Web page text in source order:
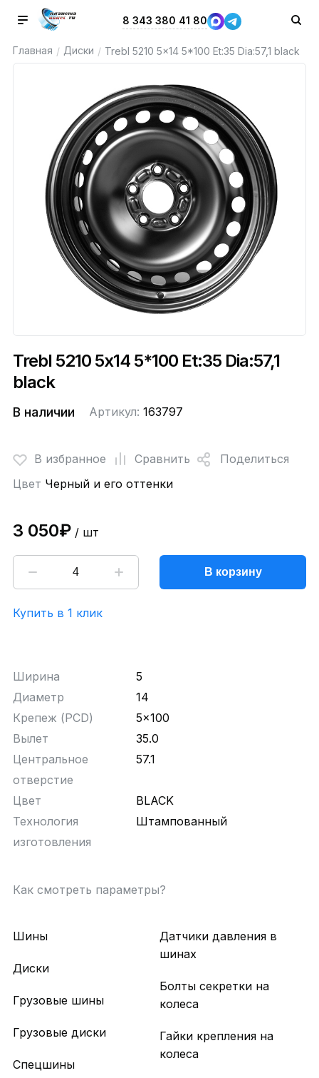
8 343 380 41 80
Главная / Диски / Trebl 5210 5x14 5*100 Et:35 Dia:57,1 black
Trebl 5210 5x14 5*100 Et:35 Dia:57,1
black
В наличии Артикул: 163797
В избранное Сравнить
Поделиться
Цвет Черный и его оттенки
3 050₽/ шт
В корзину
Купить в 1 клик
Ширина
5
Диаметр
14
Крепеж (PCD)
5x100
Вылет
35.0
Центральное
отверстие
57.1
Цвет
BLACK
Технология
изготовления
Штампованный
Как смотреть параметры?
Шины
Диски
Грузовые шины
Грузовые диски
Спецшины
Датчики давления в
шинах
Болты секретки на
колеса
Гайки крепления на
колеса